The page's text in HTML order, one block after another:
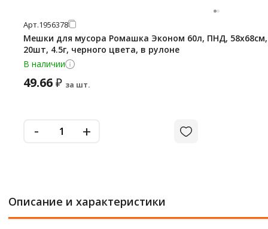
Арт.1956378
Мешки для мусора Ромашка Эконом 60л, ПНД,
20шт, 4.5г, черного цвета, в рулоне
В наличии
49.66₽ за шт.
- +
Описание и характеристики